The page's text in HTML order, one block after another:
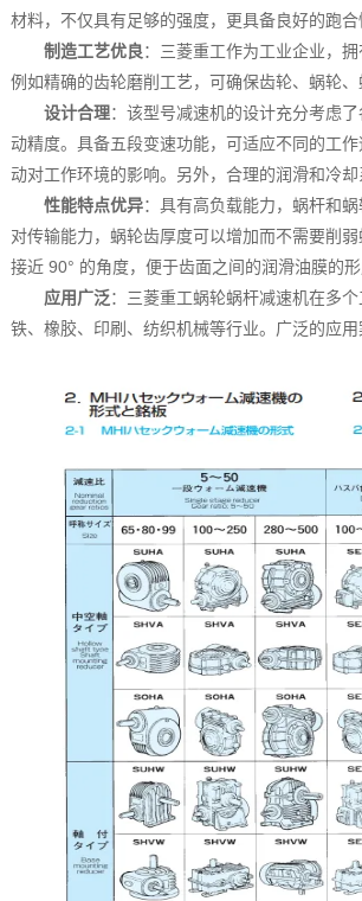
材料，不仅具有足够的强度，更具备良好的跑合
制造工艺优良：三菱重工作为工业企业，
例如精确的齿轮磨削工艺，可确保齿轮、蜗轮
设计合理：该型号减速机的设计充分考虑
动精度。具备五段变速功能，可适应不同的工
动对工作环境的影响。另外，合理的润滑和冷
性能特点优异：具有高负载能力，蜗杆和
对传输能力，蜗轮齿厚度可以增加而不需要削
接近 90° 的角度，便于齿面之间的润滑油膜的
应用广泛：三菱重工蜗轮蜗杆减速机在多
铁、橡胶、印刷、纺织机械等行业。广泛的应